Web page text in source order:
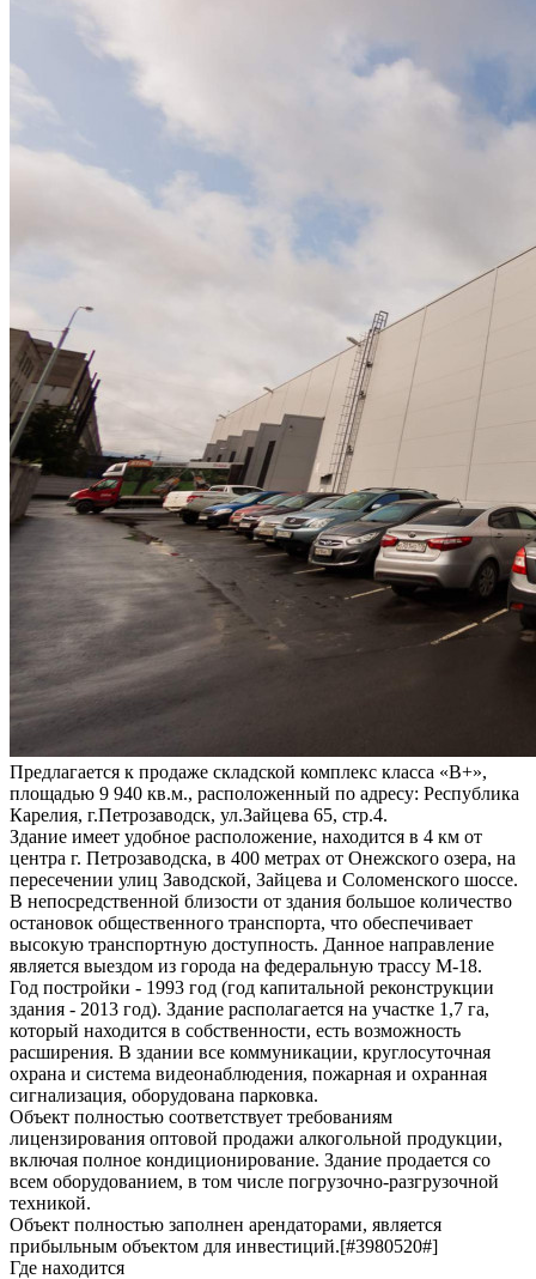
Предлагается к продаже складской комплекс класса «В+»,
площадью 9 940 кв.м., расположенный по адресу: Республика
Карелия, г.Петрозаводск, ул.Зайцева 65, стр.4.
Здание имеет удобное расположение, находится в 4 км от
центра г. Петрозаводска, в 400 метрах от Онежского озера, на
пересечении улиц Заводской, Зайцева и Соломенского шоссе.
В непосредственной близости от здания большое количество
остановок общественного транспорта, что обеспечивает
высокую транспортную доступность. Данное направление
является выездом из города на федеральную трассу М-18.
Год постройки - 1993 год (год капитальной реконструкции
здания - 2013 год). Здание располагается на участке 1,7 га,
который находится в собственности, есть возможность
расширения. В здании все коммуникации, круглосуточная
охрана и система видеонаблюдения, пожарная и охранная
сигнализация, оборудована парковка.
Объект полностью соответствует требованиям
лицензирования оптовой продажи алкогольной продукции,
включая полное кондиционирование. Здание продается со
всем оборудованием, в том числе погрузочно-разгрузочной
техникой.
Объект полностью заполнен арендаторами, является
прибыльным объектом для инвестиций.[#3980520#]
Где находится